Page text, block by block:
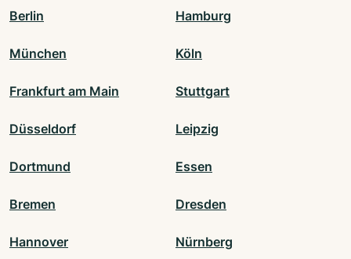
Berlin Hamburg
München Köln
Frankfurt am Main Stuttgart
Düsseldorf Leipzig
Dortmund Essen
Bremen Dresden
Hannover Nürnberg